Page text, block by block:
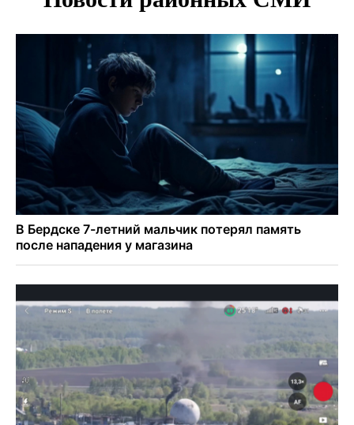
Подрядчика для ремонта подпорной стены на
Ипподромской ищут в Новосибирске
Добровольцы в беспилотные войска получат 2,9 млн
рублей и места в вузах